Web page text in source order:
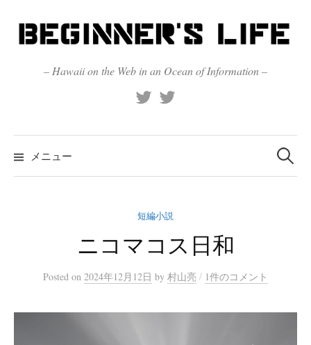
ン
テ
キ
ッ
プ
– Hawaii on the Web in an Ocean of Information –
メニュー
検
索:
短編小説
ニコマコス日和
Posted on 2024年12月12日 by 村山亮 / 1件のコメント